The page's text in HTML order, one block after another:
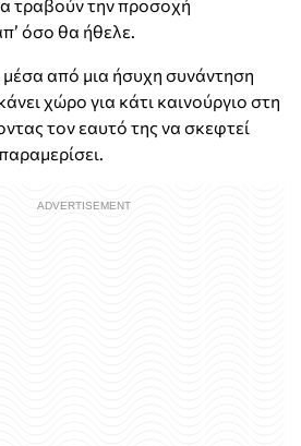
τραβούν την προσοχή
όσο θα ήθελε.
από μια ήσυχη συνάντηση
χώρο για κάτι καινούργιο στη
τον εαυτό της να σκεφτεί